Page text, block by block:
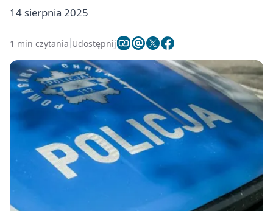
14 sierpnia 2025
1 min czytania Udostępnij